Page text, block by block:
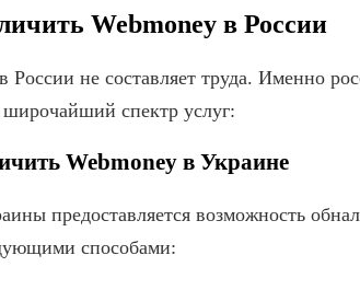
Webmoney в России
России не составляет труда. Именно
широчайший спектр услуг:
Webmoney в Украине
предоставляется возможность
способами: